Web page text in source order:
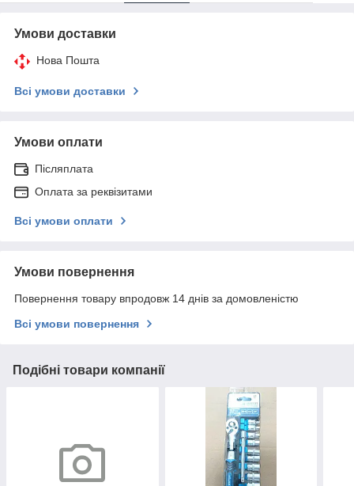
Умови доставки
Нова Пошта
Всі умови доставки
Умови оплати
Післяплата
Оплата за реквізитами
Всі умови оплати
Умови повернення
Повернення товару впродовж 14 днів за домовленістю
Всі умови повернення
Подібні товари компанії